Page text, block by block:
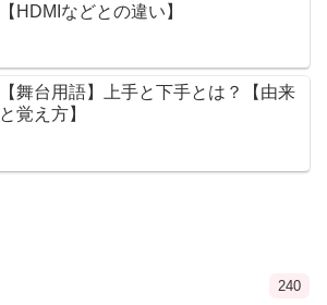
【HDMIなどとの違い】
【舞台用語】上手と下手とは？【由来
と覚え方】
240